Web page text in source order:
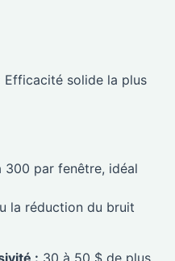
Efficacité solide la plus
300 par fenêtre, idéal
la réduction du bruit
: 30 à 50 $ de plus